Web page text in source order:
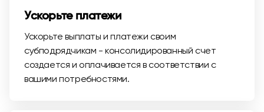
Ускорьте платежи
Ускорьте выплаты и платежи своим
субподрядчикам - консолидированный счет
создается и оплачивается в соответствии с
вашими потребностями.